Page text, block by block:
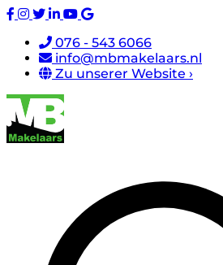
076 - 543 6066
info@mbmakelaars.nl
Zu unserer Website ›